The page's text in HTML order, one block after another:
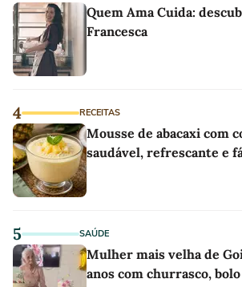
Quem Ama Cuida:
Francesca
4 RECEITAS
Mousse de abacaxi com
saudável, refrescante e
5 SAÚDE
Mulher mais velha de
anos com churrasco,